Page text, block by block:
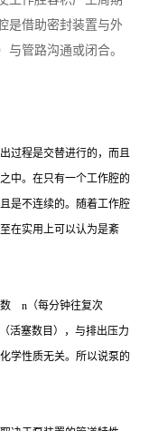
是借助密封装置与外
与管路沟通或闭合。
过程是交替进行的，而且
中。在只有一个工作腔的
是不连续的。随着工作腔
在实用上可以认为是紊
数 n（每分钟往复次
活塞数目），与排出压力
学性质无关。所以说泵的